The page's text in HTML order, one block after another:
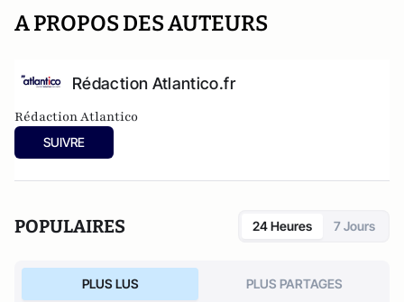
A PROPOS DES AUTEURS
Rédaction Atlantico.fr
Rédaction Atlantico
SUIVRE
POPULAIRES 24 Heures 7 Jours
PLUS LUS PLUS PARTAGES